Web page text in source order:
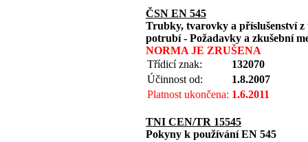
ČSN EN 545
Trubky, tvarovky a příslušenství
potrubí - Požadavky a zkušební
NORMA JE ZRUŠENA
Třídicí znak:
132070
Účinnost od:
1.8.2007
Platnost ukončena: 1.6.2011
TNI CEN/TR 15545
Pokyny k používání EN 545